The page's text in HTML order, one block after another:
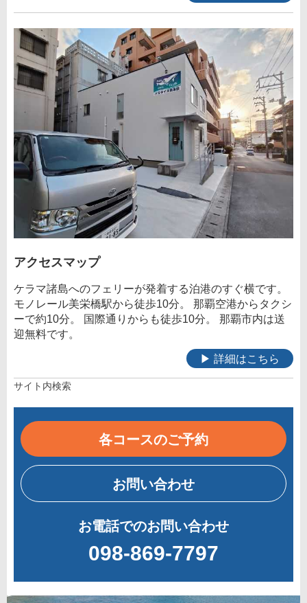
アクセスマップ
ケラマ諸島へのフェリーが発着する泊港のすぐ横です。
モノレール美栄橋駅から徒歩10分。 那覇空港からタクシ
ーで約10分。 国際通りからも徒歩10分。 那覇市内は送
迎無料です。
▶ 詳細はこちら
サイト内検索
各コースのご予約
お問い合わせ
お電話でのお問い合わせ
098-869-7797